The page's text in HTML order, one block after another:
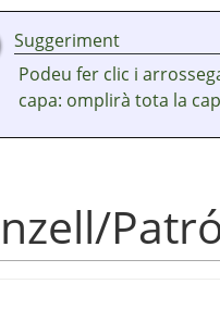
Suggeriment
Podeu fer clic i
capa: omplirà tota la